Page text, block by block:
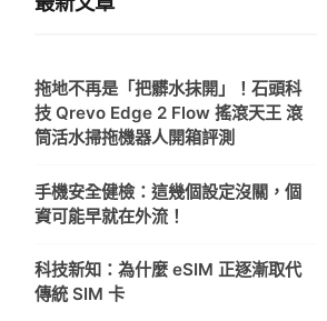
拖地不再是「把髒水抹開」！石頭科
技 Qrevo Edge 2 Flow 搖滾天王 滾
筒活水掃拖機器人開箱評測
手機安全健檢：這幾個設定沒關，個
資可能早就在外流！
科技新知：為什麼 eSIM 正逐漸取代
傳統 SIM 卡